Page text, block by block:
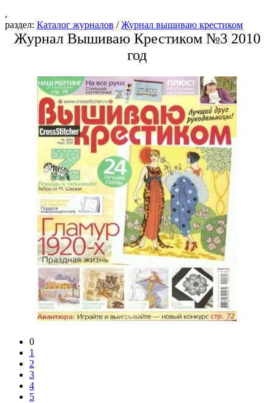
,
раздел: Каталог журналов /Журнал вышиваю крестиком
Журнал Вышиваю Крестиком №3 2010
год
0
1
2
3
4
5